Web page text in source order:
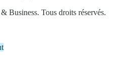
Business. Tous droits réservés.